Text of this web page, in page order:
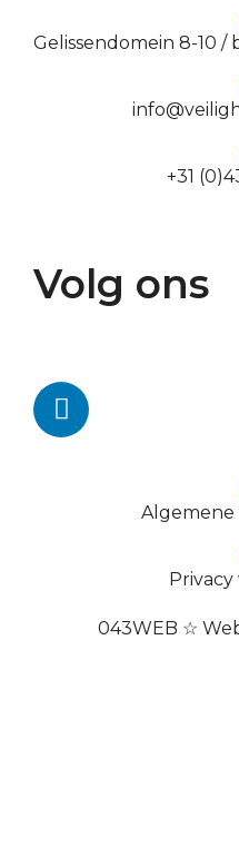
Gelissendomein 8-10 /
+31
Volg ons
Algemene
043WEB ☆